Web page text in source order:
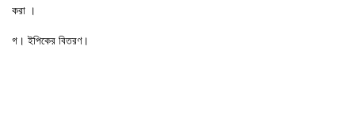
করা ।
গ। ইপিকের বিতরণ।